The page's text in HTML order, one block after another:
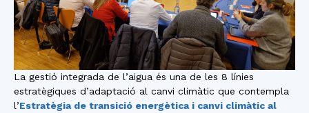
La gestió integrada de l’aigua és una de les 8 línies
estratègiques d’adaptació al canvi climàtic que contempla
l’Estratègia de transició energètica i canvi climàtic al